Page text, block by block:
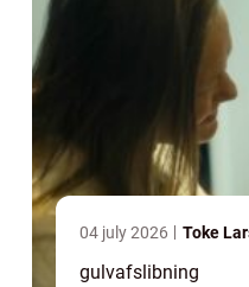
04 july 2026 Toke
gulvafslibning